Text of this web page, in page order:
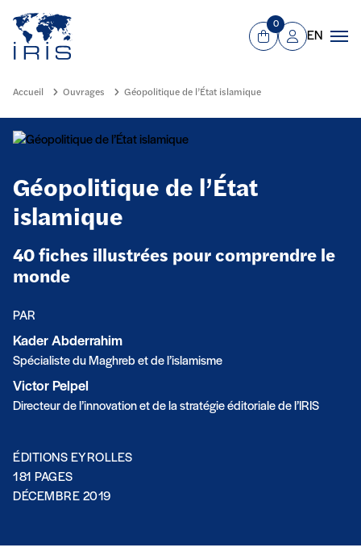
Aller au contenu principal
Panier
0
Mon compte
EN
Accueil Ouvrages Géopolitique de l’État islamique
Géopolitique de l’État
islamique
40 fiches illustrées pour comprendre le
monde
PAR
Kader Abderrahim
Spécialiste du Maghreb et de l’islamisme
Victor Pelpel
Directeur de l’innovation et de la stratégie éditoriale de l’IRIS
ÉDITIONS EYROLLES
181 PAGES
DÉCEMBRE 2019